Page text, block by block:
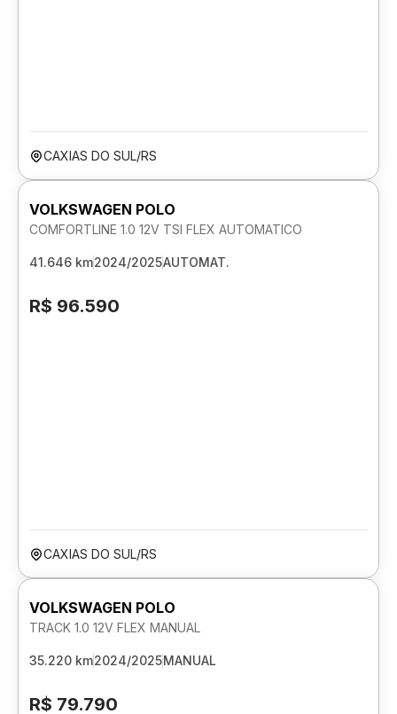
CAXIAS DO SUL/RS
VOLKSWAGEN POLO
COMFORTLINE 1.0 12V TSI FLEX AUTOMATICO
41.646 km2024/2025AUTOMAT.
R$ 96.590
CAXIAS DO SUL/RS
VOLKSWAGEN POLO
TRACK 1.0 12V FLEX MANUAL
35.220 km2024/2025MANUAL
R$ 79.790